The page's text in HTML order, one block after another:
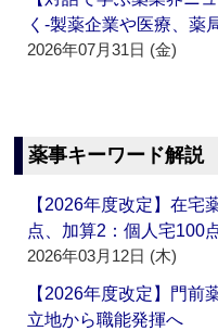
く‐製薬企業や医療、
2026年07月31日 (金)
薬事キーワード解説
【2026年度改定】在宅
点、加算2：個人宅100
2026年03月12日 (木)
【2026年度改定】門前
立地から職能発揮へ